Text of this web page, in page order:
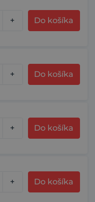
+ Do košíka
+ Do košíka
+ Do košíka
+ Do košíka